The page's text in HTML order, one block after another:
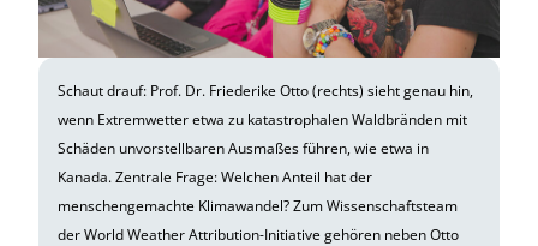
Schaut drauf: Prof. Dr. Friederike Otto (rechts) sieht genau hin,
wenn Extremwetter etwa zu katastrophalen Waldbränden mit
Schäden unvorstellbaren Ausmaßes führen, wie etwa in
Kanada. Zentrale Frage: Welchen Anteil hat der
menschengemachte Klimawandel? Zum Wissenschaftsteam
der World Weather Attribution-Initiative gehören neben Otto